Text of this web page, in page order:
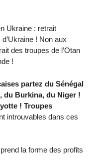
Ukraine : retrait
! Non aux
des troupes de l’Otan
!
partez du Sénégal
du Burkina, du Niger !
! Troupes
introuvables dans ces
la forme des profits